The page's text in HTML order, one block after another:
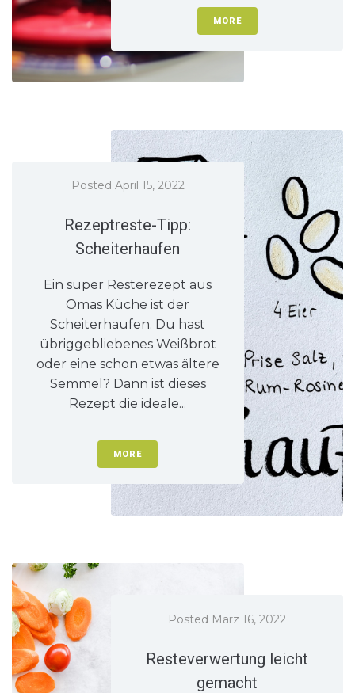
MORE
Posted April 15, 2022
Rezeptreste-Tipp:
Scheiterhaufen
Ein super Resterezept aus
Omas Küche ist der
Scheiterhaufen. Du hast
übriggebliebenes Weißbrot
oder eine schon etwas ältere
Semmel? Dann ist dieses
Rezept die ideale...
MORE
Posted März 16, 2022
Resteverwertung leicht
gemacht